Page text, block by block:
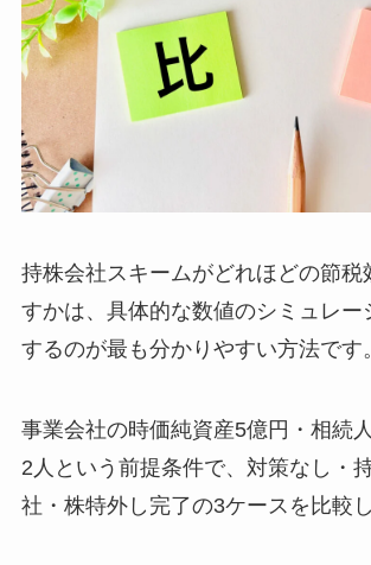
持株会社スキームがどれほどの節税
すかは、具体的な数値のシミュレー
するのが最も分かりやすい方法です。
事業会社の時価純資産5億円・相続
2人という前提条件で、対策なし・
社・株特外し完了の3ケースを比較し